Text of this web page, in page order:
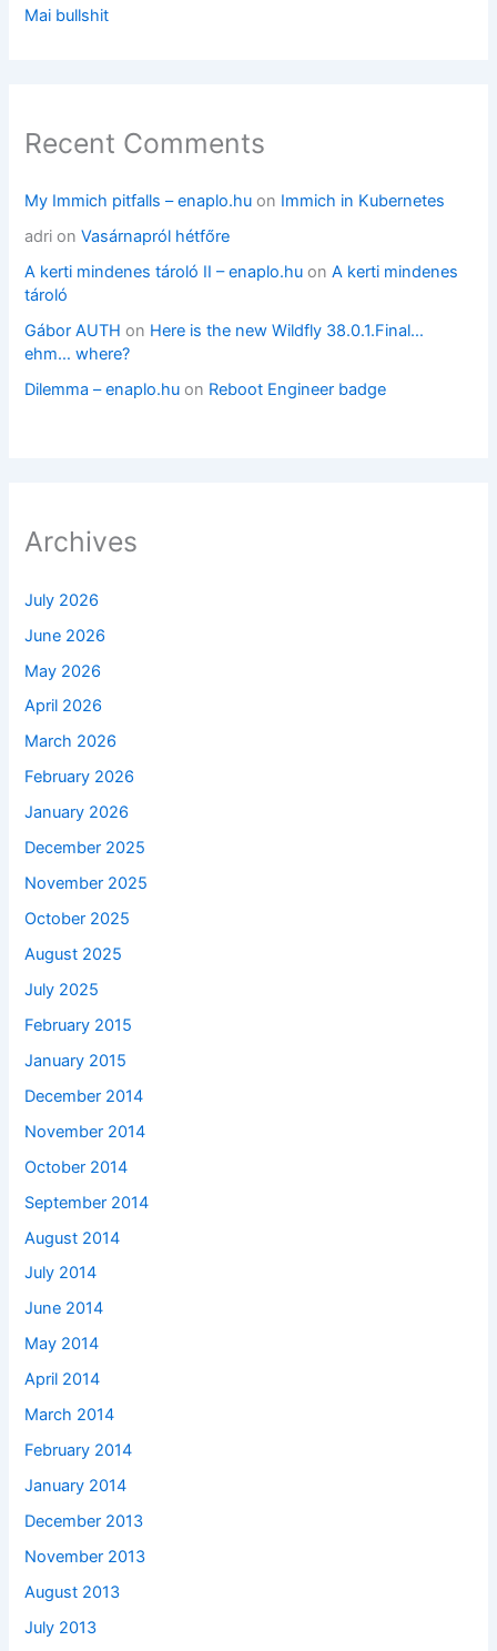
Mai bullshit
Recent Comments
My Immich pitfalls – enaplo.hu on Immich in Kubernetes
adri onVasárnapról hétfőre
A kerti mindenes tároló II – enaplo.hu onA kerti mindenes
tároló
Gábor AUTH on Here is the new Wildfly 38.0.1.Final…
ehm… where?
Dilemma – enaplo.hu on Reboot Engineer badge
Archives
July 2026
June 2026
May 2026
April 2026
March 2026
February 2026
January 2026
December 2025
November 2025
October 2025
August 2025
July 2025
February 2015
January 2015
December 2014
November 2014
October 2014
September 2014
August 2014
July 2014
June 2014
May 2014
April 2014
March 2014
February 2014
January 2014
December 2013
November 2013
August 2013
July 2013